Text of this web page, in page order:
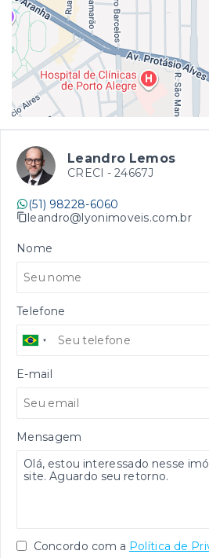
Leandro Lemos
CRECI - 24667J
(51) 98228-6060
leandro@lyonimoveis.com.br
Nome
Telefone
E-mail
Mensagem
Concordo com a Política de